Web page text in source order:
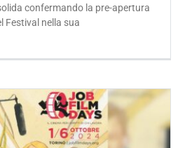
confermando la pre-apertura
Festival nella sua